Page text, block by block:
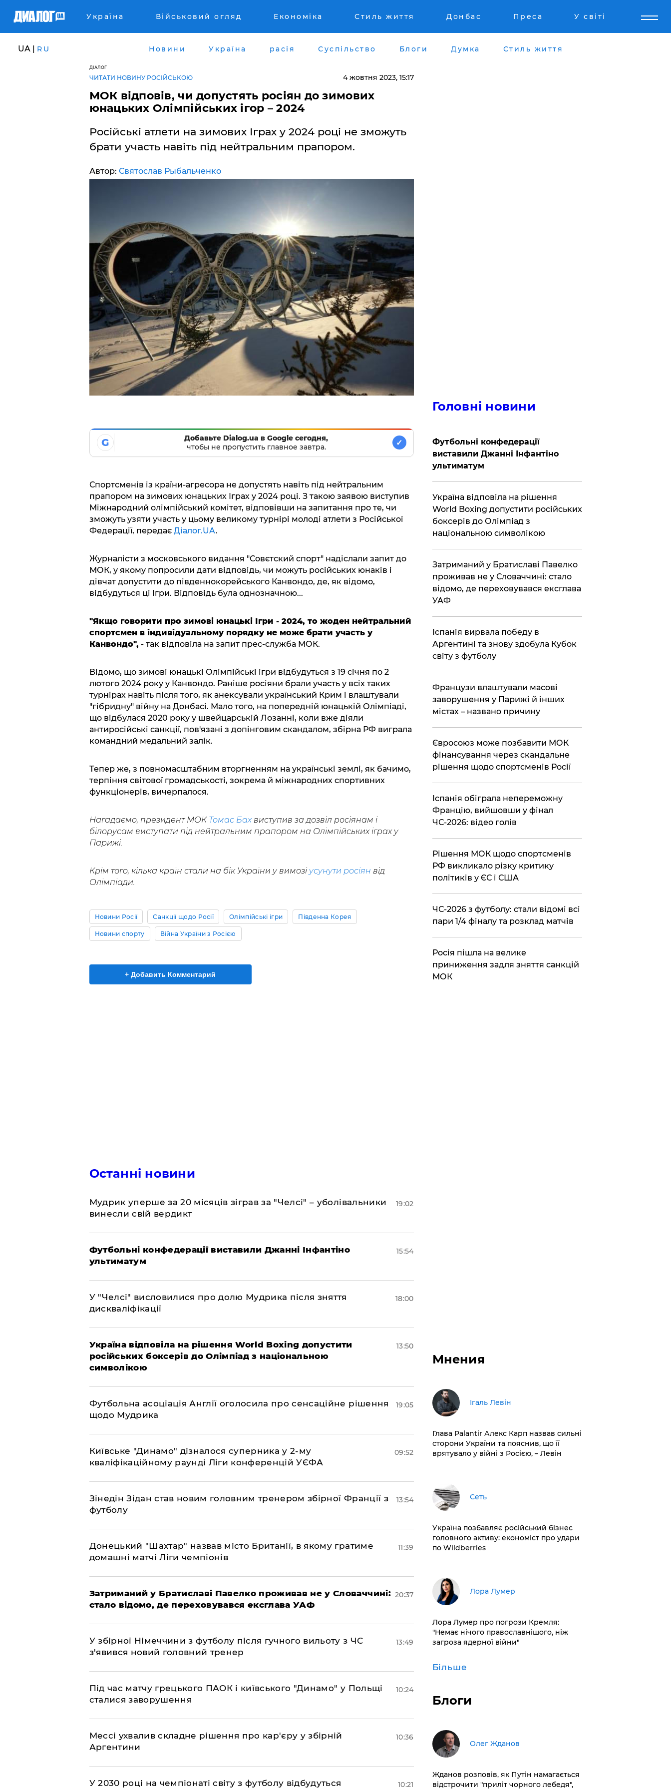
Україна Військовий огляд Економіка Стиль життя Донбас Преса У світі
UA | RU Новини Україна расія Суспільство Блоги Думка Стиль життя
ДІАЛОГ
ЧИТАТИ НОВИНУ РОСІЙСЬКОЮ 4 жовтня 2023, 15:17
МОК відповів, чи допустять росіян до зимових
юнацьких Олімпійських ігор – 2024
Російські атлети на зимових Іграх у 2024 році не зможуть
брати участь навіть під нейтральним прапором.
Автор: Святослав Рыбальченко
G
Добавьте Dialog.ua в Google сегодня,
чтобы не пропустить главное завтра.
✓
Спортсменів із країни-агресора не допустять навіть під нейтральним
прапором на зимових юнацьких Іграх у 2024 році. З такою заявою виступив
Міжнародний олімпійський комітет, відповівши на запитання про те, чи
зможуть узяти участь у цьому великому турнірі молоді атлети з Російської
Федерації, передає Діалог.UA.
Журналісти з московського видання "Совєтский спорт" надіслали запит до
МОК, у якому попросили дати відповідь, чи можуть російських юнаків і
дівчат допустити до південнокорейського Канвондо, де, як відомо,
відбудуться ці Ігри. Відповідь була однозначною...
"Якщо говорити про зимові юнацькі Ігри - 2024, то жоден нейтральний
спортсмен в індивідуальному порядку не може брати участь у
Канвондо", - так відповіла на запит прес-служба МОК.
Відомо, що зимові юнацькі Олімпійські ігри відбудуться з 19 січня по 2
лютого 2024 року у Канвондо. Раніше росіяни брали участь у всіх таких
турнірах навіть після того, як анексували український Крим і влаштували
"гібридну" війну на Донбасі. Мало того, на попередній юнацькій Олімпіаді,
що відбулася 2020 року у швейцарській Лозанні, коли вже діяли
антиросійські санкції, пов'язані з допінговим скандалом, збірна РФ виграла
командний медальний залік.
Тепер же, з повномасштабним вторгненням на українські землі, як бачимо,
терпіння світової громадськості, зокрема й міжнародних спортивних
функціонерів, вичерпалося.
Нагадаємо, президент МОК Томас Бахвиступив за дозвіл росіянам і
білорусам виступати під нейтральним прапором на Олімпійських іграх у
Парижі.
Крім того, кілька країн стали на бік України у вимозіусунути росіян від
Олімпіади.
Новини Росії Санкції щодо Росії Олімпійські ігри Південна Корея
Новини спорту Війна України з Росією
+ Добавить Комментарий
Останні новини
​Мудрик уперше за 20 місяців зіграв за "Челсі" – уболівальники
винесли свій вердикт
19:02
Футбольні конфедерації виставили Джанні Інфантіно
ультиматум
15:54
У "Челсі" висловилися про долю Мудрика після зняття
дискваліфікації
18:00
Україна відповіла на рішення World Boxing допустити
російських боксерів до Олімпіад з національною
символікою
13:50
​Футбольна асоціація Англії оголосила про сенсаційне рішення
щодо Мудрика
19:05
Київське "Динамо" дізналося суперника у 2-му
кваліфікаційному раунді Ліги конференцій УЄФА
09:52
​Зінедін Зідан став новим головним тренером збірної Франції з
футболу
13:54
Донецький "Шахтар" назвав місто Британії, в якому гратиме
домашні матчі Ліги чемпіонів
11:39
Затриманий у Братиславі Павелко проживав не у Словаччині:
стало відомо, де переховувався ексглава УАФ
20:37
У збірної Німеччини з футболу після гучного вильоту з ЧС
з'явився новий головний тренер
13:49
Під час матчу грецького ПАОК і київського "Динамо" у Польщі
сталися заворушення
10:24
Мессі ухвалив складне рішення про кар'єру у збірній
Аргентини
10:36
У 2030 році на чемпіонаті світу з футболу відбудуться
10:21
Головні новини
Футбольні конфедерації
виставили Джанні Інфантіно
ультиматум
Україна відповіла на рішення
World Boxing допустити російських
боксерів до Олімпіад з
національною символікою
Затриманий у Братиславі Павелко
проживав не у Словаччині: стало
відомо, де переховувався ексглава
УАФ
Іспанія вирвала победу в
Аргентині та знову здобула Кубок
світу з футболу
Французи влаштували масові
заворушення у Парижі й інших
містах – названо причину
Євросоюз може позбавити МОК
фінансування через скандальне
рішення щодо спортсменів Росії
Іспанія обіграла непереможну
Францію, вийшовши у фінал
ЧС-2026: відео голів
Рішення МОК щодо спортсменів
РФ викликало різку критику
політиків у ЄС і США
ЧС-2026 з футболу: стали відомі всі
пари 1/4 фіналу та розклад матчів
Росія пішла на велике
приниження задля зняття санкцій
МОК
Мнения
Ігаль Левін
Глава Palantir Алекс Карп назвав сильні
сторони України та пояснив, що її
врятувало у війні з Росією, – Левін
Сеть
​Україна позбавляє російський бізнес
головного активу: економіст про удари
по Wildberries
​Лора Лумер
Лора Лумер про погрози Кремля:
"Немає нічого православнішого, ніж
загроза ядерної війни"
Більше
Блоги
Олег Жданов
Жданов розповів, як Путін намагається
відстрочити "приліт чорного лебедя",